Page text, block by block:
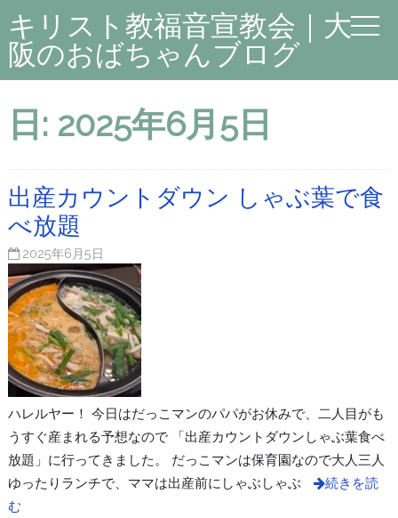
キリスト教福音宣教会｜大
阪のおばちゃんブログ
日: 2025年6月5日
出産カウントダウン しゃぶ葉で食
べ放題
2025年6月5日
ハレルヤー！ 今日はだっこマンのパパがお休みで、二人目がも
うすぐ産まれる予想なので 「出産カウントダウンしゃぶ葉食べ
放題」に行ってきました。 だっこマンは保育園なので大人三人
ゆったりランチで、ママは出産前にしゃぶしゃぶ
続きを読
む